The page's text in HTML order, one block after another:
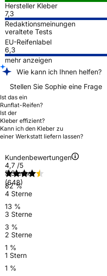
Hersteller Kleber
7,3
Redaktionsmeinungen
veraltete Tests
EU-Reifenlabel
6,3
mehr anzeigen
Wie kann ich Ihnen helfen?
Stellen Sie Sophie eine Frage
Ist das ein
Runflat-Reifen?
Ist der
Kleber effizient?
Kann ich den Kleber zu
einer Werkstatt liefern lassen?
Kundenbewertungen
4,7 /5
(648)
5 Sterne
82 %
4 Sterne
13 %
3 Sterne
3 %
2 Sterne
1 %
1 Stern
1 %